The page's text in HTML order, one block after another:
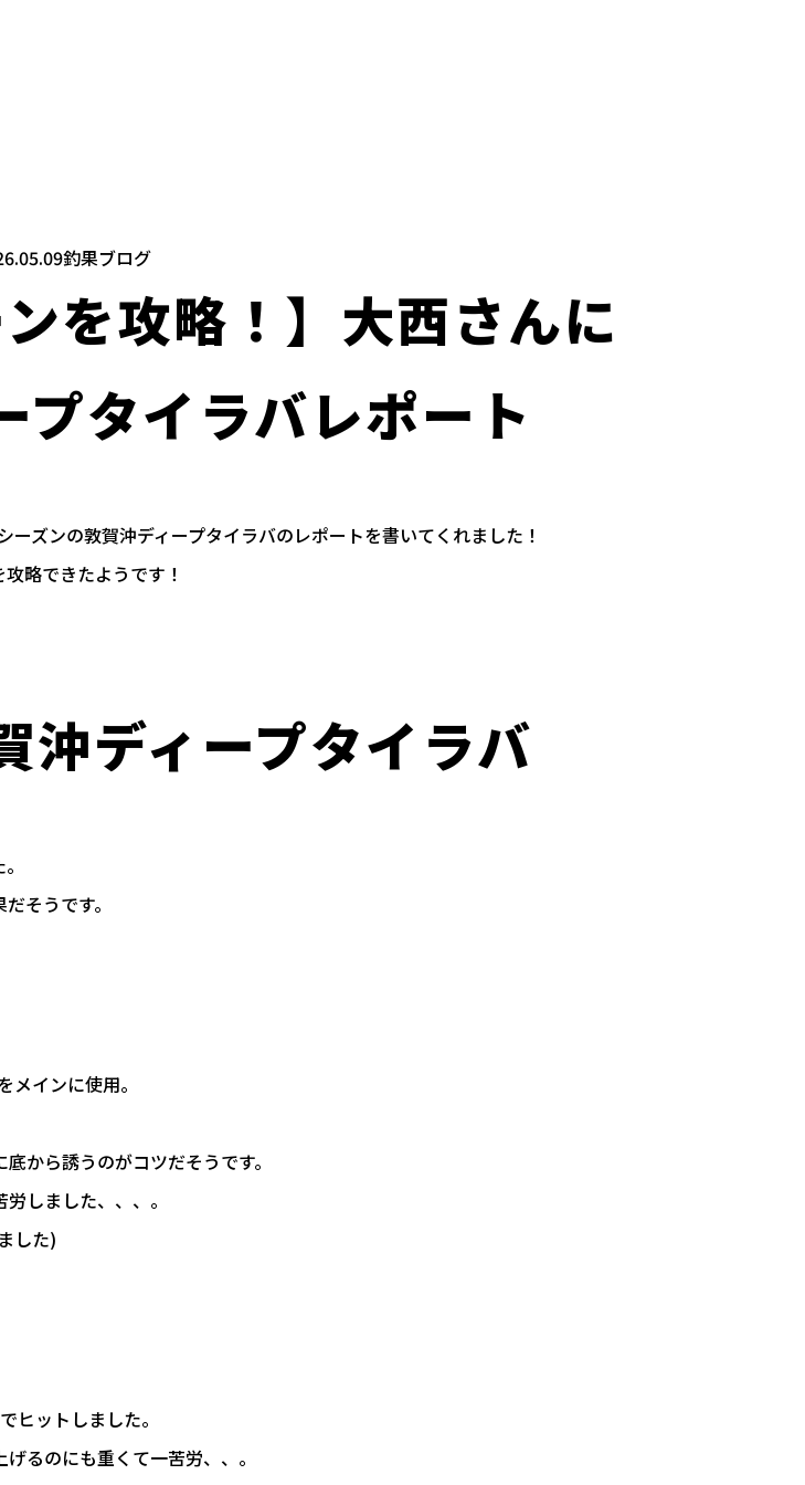
釣果ブログ
を攻略！】大西さんに
プタイラバレポート
ーズンの敦賀沖ディープタイラバのレポートを書いてくれました！
略できたようです！
沖ディープタイラバ
そうです。
インに使用。
から誘うのがコツだそうです。
しました、、、。
した)
ヒットしました。
るのにも重くて一苦労、、。